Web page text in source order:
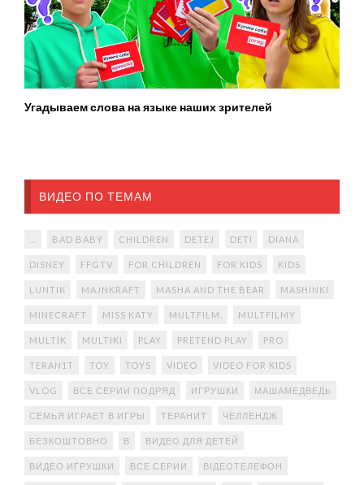
Угадываем слова на языке наших зрителей
ВИДЕО ПО ТЕМАМ
BAD BABY CHILDREN DETEJ DETI DIANA
DISNEY FFGTV FOR CHILDREN FOR KIDS KIDS
LUNTIK MAJNKRAFT MASHA AND THE BEAR MASHINKI
MINECRAFT MISS KATY MULTFILM. MULTFILMY
MULTIK MULTIKI PLAY PRETEND PLAY PRO
TERAN1T TOY TOYS VIDEO VIDEO FOR KIDS
VLOG ВСЕ СЕРИИ ПОДРЯД ИГРУШКИ МАШАМЕДВЕДЬ
СЕМЬЯ ИГРАЕТ В ИГРЫ ТЕРАНИТ ЧЕЛЛЕНДЖ
БЕЗКОШТОВНО В ВИДЕО ДЛЯ ДЕТЕЙ
ВИДЕО ИГРУШКИ ВСЕ СЕРИИ ВІДЕОТЕЛЕФОН